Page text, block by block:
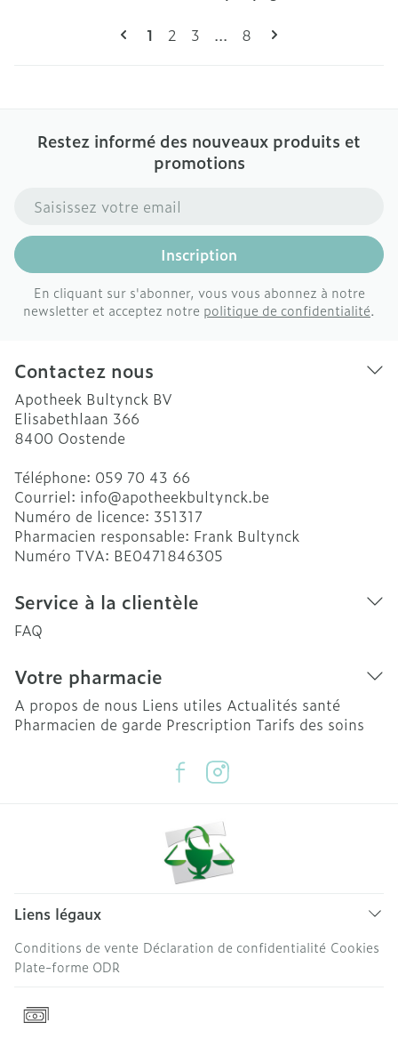
Pages
Vous lisez actuellement la page
1 Page
2 Page
3 ... Page
8
Restez informé des nouveaux produits et
promotions
Adresse mail
Inscription
En cliquant sur s'abonner, vous vous abonnez à notre
newsletter et acceptez notre politique de confidentialité.
Contactez nous
Apotheek Bultynck BV
Elisabethlaan 366
8400 Oostende
Téléphone: 059 70 43 66
Courriel: info@apotheekbultynck.be
Numéro de licence: 351317
Pharmacien responsable: Frank Bultynck
Numéro TVA: BE0471846305
Service à la clientèle
FAQ
Votre pharmacie
A propos de nous Liens utiles Actualités santé
Pharmacien de garde Prescription Tarifs des soins
Liens légaux
Conditions de vente Déclaration de confidentialité Cookies
Plate-forme ODR